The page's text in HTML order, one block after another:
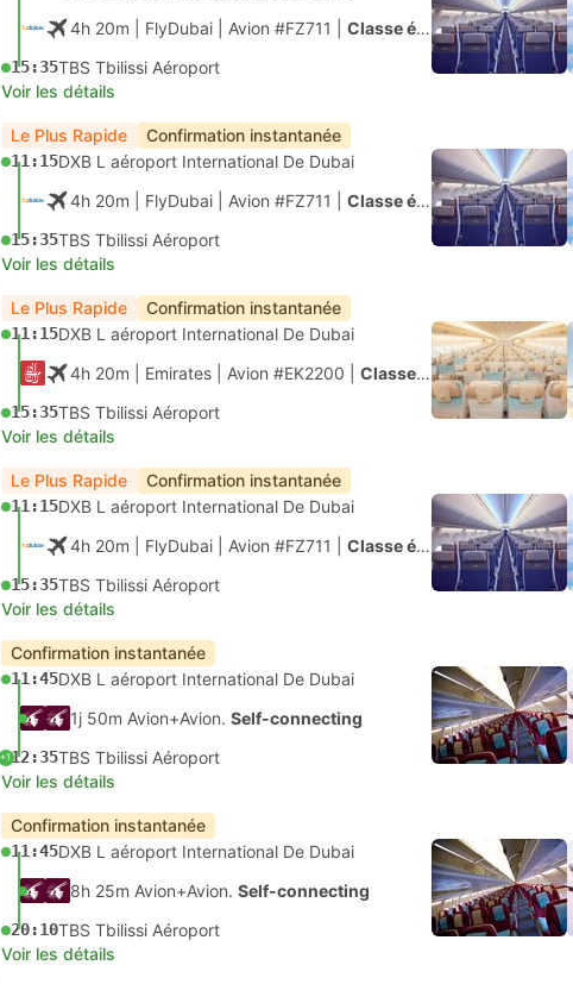
4h 20m | FlyDubai Avion #FZ711 Classe économique
15:35TBS Tbilissi Aéroport
Voir les détails
Le Plus Rapide Confirmation instantanée
11:15DXB L aéroport International De Dubai
4h 20m | FlyDubai Avion #FZ711 Classe économique
15:35TBS Tbilissi Aéroport
Voir les détails
Le Plus Rapide Confirmation instantanée
11:15DXB L aéroport International De Dubai
4h 20m | Emirates Avion #EK2200 Classe économique
15:35TBS Tbilissi Aéroport
Voir les détails
Le Plus Rapide Confirmation instantanée
11:15DXB L aéroport International De Dubai
4h 20m | FlyDubai Avion #FZ711 Classe économique
15:35TBS Tbilissi Aéroport
Voir les détails
Confirmation instantanée
11:45DXB L aéroport International De Dubai
1j 50m Avion+Avion. Self-connecting
+112:35TBS Tbilissi Aéroport
Voir les détails
Confirmation instantanée
11:45DXB L aéroport International De Dubai
8h 25m Avion+Avion. Self-connecting
20:10TBS Tbilissi Aéroport
Voir les détails